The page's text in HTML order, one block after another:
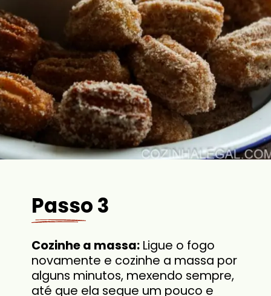
Passo 3
Cozinhe a massa: Ligue o fogo
novamente e cozinhe a massa por
alguns minutos, mexendo sempre,
até que ela seque um pouco e